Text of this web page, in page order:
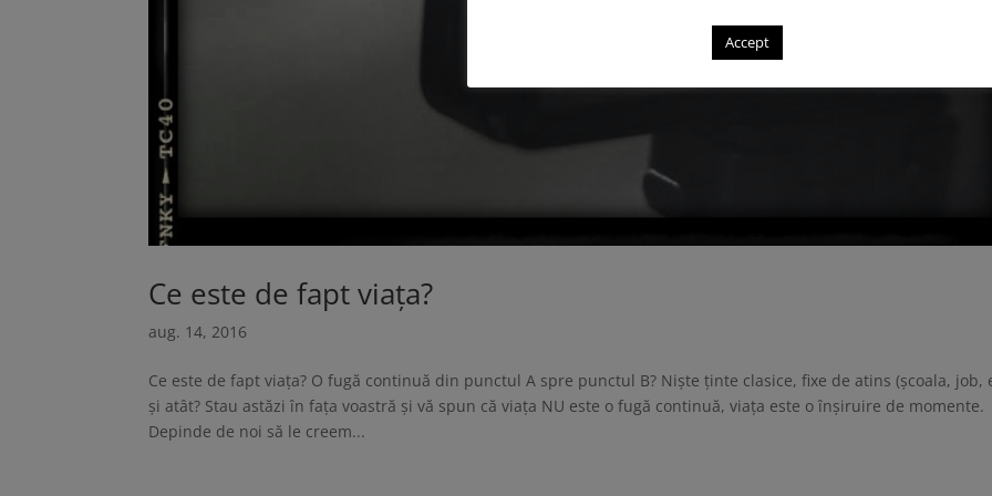
Ce este de fapt viața?
aug. 14, 2016
Ce este de fapt viața? O fugă continuă din punctul A spre punctul B? Niște ținte clasice, fixe de atins (școala, job,
și atât? Stau astăzi în fața voastră și vă spun că viața NU este o fugă continuă, viața este o înșiruire de momente.
Depinde de noi să le creem...
Accept